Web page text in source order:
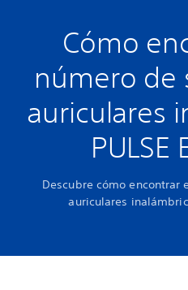
Cómo
número de
auriculares
PULSE
Descubre cómo encontrar
auriculares